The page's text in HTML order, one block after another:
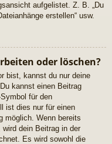
aufgelistet. Z. B. „Du
erstellen“ usw.
oder löschen?
bist, kannst du nur deine
kannst einen Beitrag
für den
ist dies nur für einen
möglich. Wenn bereits
dein Beitrag in der
Es wird sowohl die